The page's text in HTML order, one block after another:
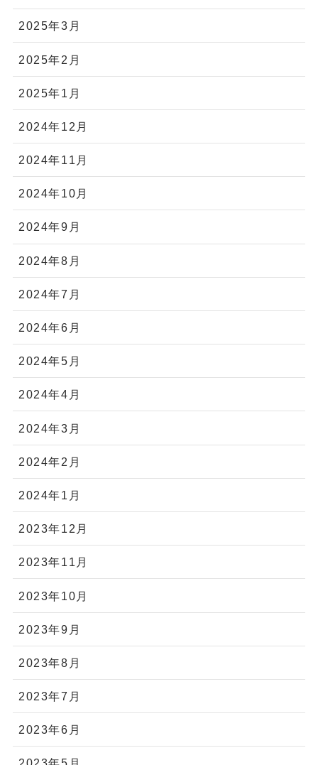
2025年3月
2025年2月
2025年1月
2024年12月
2024年11月
2024年10月
2024年9月
2024年8月
2024年7月
2024年6月
2024年5月
2024年4月
2024年3月
2024年2月
2024年1月
2023年12月
2023年11月
2023年10月
2023年9月
2023年8月
2023年7月
2023年6月